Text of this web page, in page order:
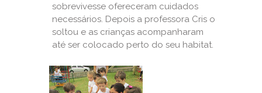
sobrevivesse ofereceram cuidados
necessários. Depois a professora Cris o
soltou e as crianças acompanharam
até ser colocado perto do seu habitat.